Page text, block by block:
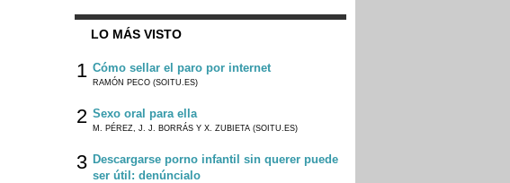
LO MÁS VISTO
1 Cómo sellar el paro por internet
RAMÓN PECO (SOITU.ES)
2 Sexo oral para ella
M. PÉREZ, J. J. BORRÁS Y X. ZUBIETA (SOITU.ES)
3 Descargarse porno infantil sin querer puede
ser útil: denúncialo